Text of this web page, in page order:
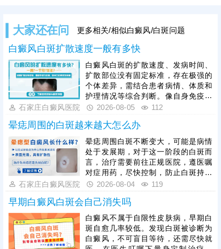
大家还在问 更多相关/相似白癜风/白斑问题
白癜风白斑扩散速度一般有多快
白癜风白斑的扩散速度、发病时间、
扩散部位没有固定标准，存在极强的
个体差异，需结合患者病情、体质和
护理情况等综合判断。像自身免疫紊
乱、精神压力大、外伤、熬夜等因
制病情，患者发病后需及时就医，根
据白癜风分型、分期开展科学对症治
疗，日常需做好皮肤护理，规避暴
晒、摩擦、外伤等诱因，保持规律作
息与良好心态，全方位降低白斑扩散
概率，稳定控制病情。
石家庄白癜风医院 2026-08-05 112
晕痣周围的白斑越来越大怎么办
晕痣周围白斑不断变大，可能是病情
处于发展期，对于这一阶段的白斑而
言，治疗需要前往正规医院，遵医嘱
对症用药，尽快控制，防止白斑持续
扩散。如果白斑扩散速度不是很快，
病情允许可适度照光，如美国进口
308激光，靶向性照射，治疗起效
快，安全性高。同时还应加强护理措
施，避免不良因素刺激，防治结合，
二者相辅相成，为白斑复色助力。
石家庄白癜风医院 2026-08-04 119
早期白癜风白斑会自己消失吗
白癜风不属于自限性皮肤病，早期白
斑自愈几率较低。发现白斑被诊断为
白癜风，不可盲目等待，还需尽快就